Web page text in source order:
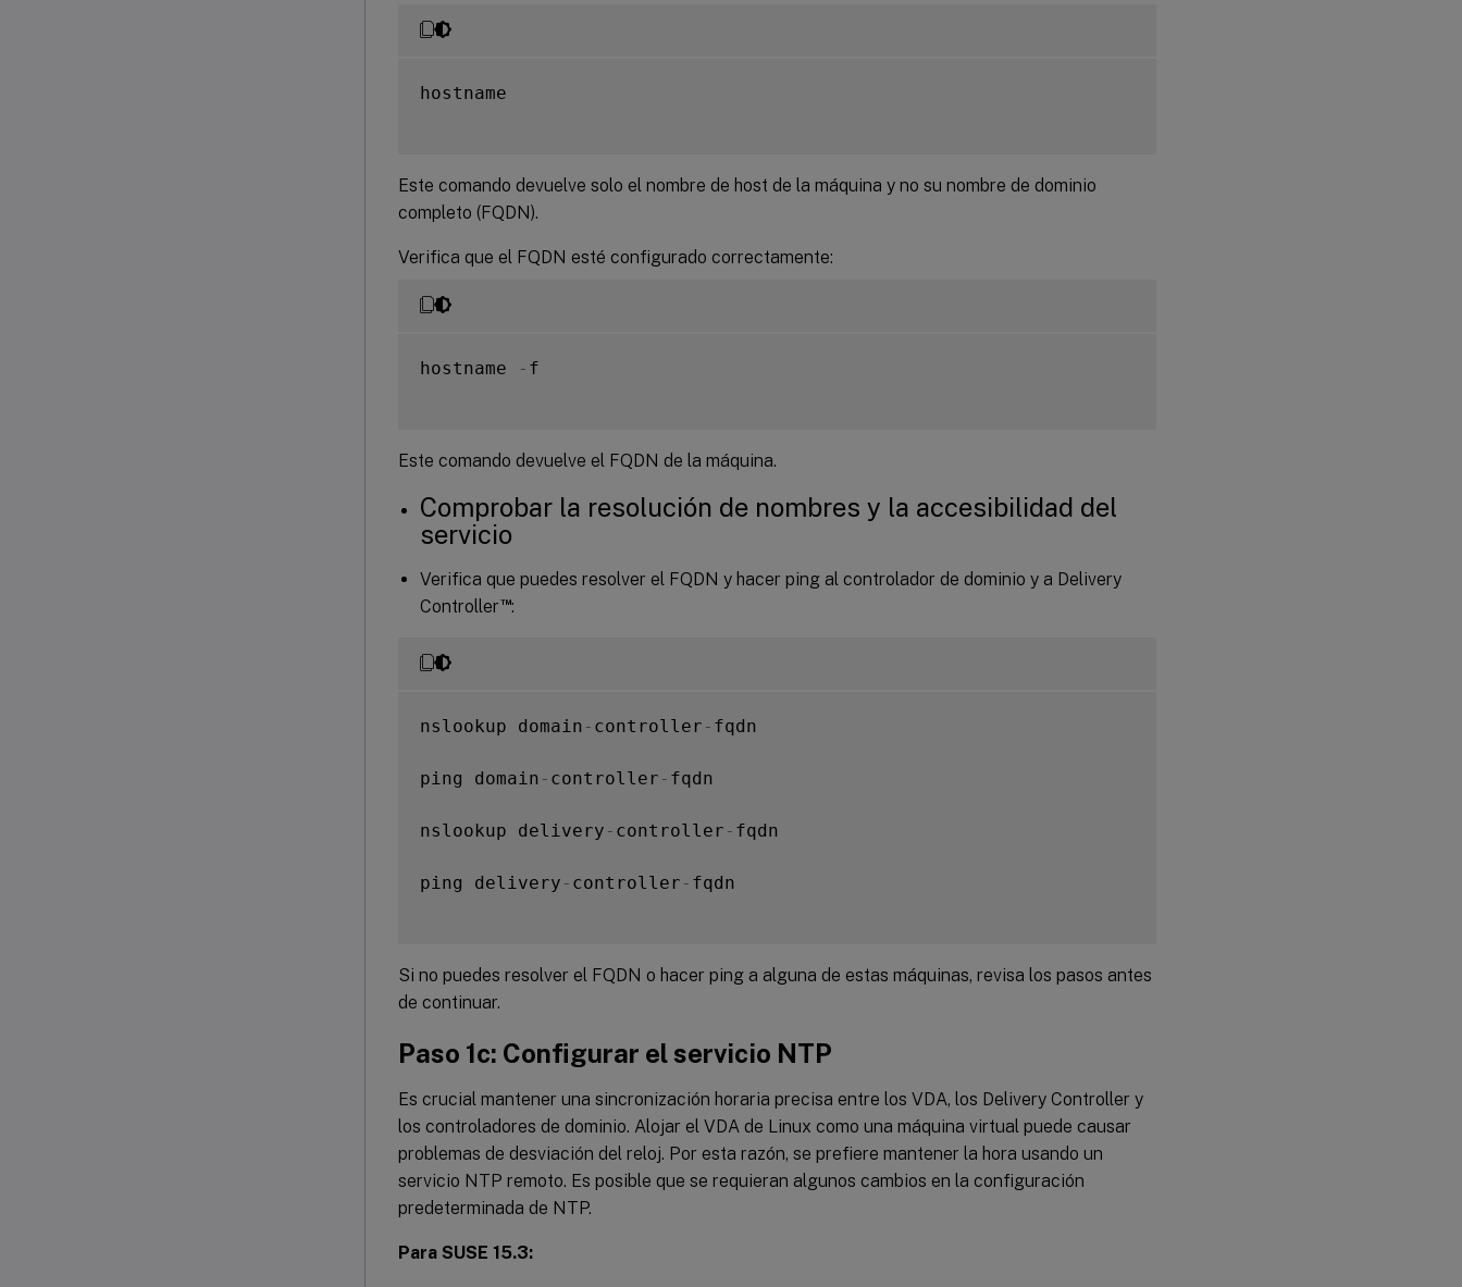
hostname
Este comando devuelve solo el nombre de host de la máquina y no su nombre de dominio
completo (FQDN).
Verifica que el FQDN esté configurado correctamente:
hostname - f
Este comando devuelve el FQDN de la máquina.
Comprobar la resolución de nombres y la accesibilidad del
servicio
Verifica que puedes resolver el FQDN y hacer ping al controlador de dominio y a Delivery
Controller™:
nslookup domain - controller - fqdn
ping domain - controller - fqdn
nslookup delivery - controller - fqdn
ping delivery - controller - fqdn
Si no puedes resolver el FQDN o hacer ping a alguna de estas máquinas, revisa los pasos antes
de continuar.
Paso 1c: Configurar el servicio NTP
Es crucial mantener una sincronización horaria precisa entre los VDA, los Delivery Controller y
los controladores de dominio. Alojar el VDA de Linux como una máquina virtual puede causar
problemas de desviación del reloj. Por esta razón, se prefiere mantener la hora usando un
servicio NTP remoto. Es posible que se requieran algunos cambios en la configuración
predeterminada de NTP.
Para SUSE 15.3: